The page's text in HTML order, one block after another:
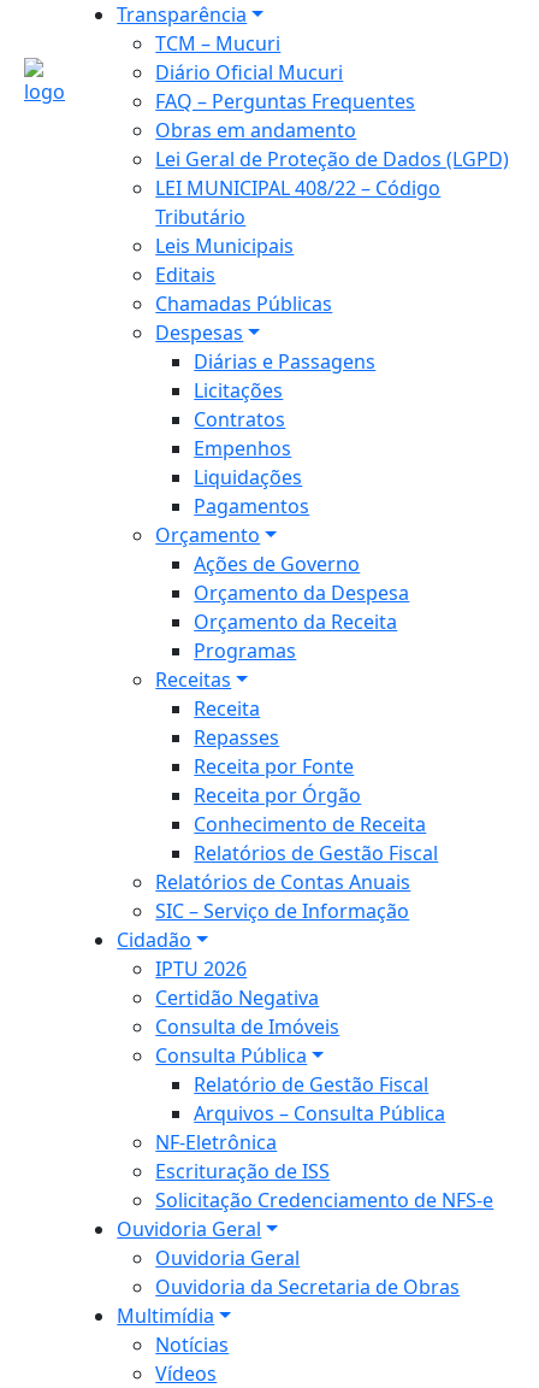
Transparência
TCM – Mucuri
Diário Oficial Mucuri
FAQ – Perguntas Frequentes
Obras em andamento
Lei Geral de Proteção de Dados (LGPD)
LEI MUNICIPAL 408/22 – Código
Tributário
Leis Municipais
Editais
Chamadas Públicas
Despesas
Diárias e Passagens
Licitações
Contratos
Empenhos
Liquidações
Pagamentos
Orçamento
Ações de Governo
Orçamento da Despesa
Orçamento da Receita
Programas
Receitas
Receita
Repasses
Receita por Fonte
Receita por Órgão
Conhecimento de Receita
Relatórios de Gestão Fiscal
Relatórios de Contas Anuais
SIC – Serviço de Informação
Cidadão
IPTU 2026
Certidão Negativa
Consulta de Imóveis
Consulta Pública
Relatório de Gestão Fiscal
Arquivos – Consulta Pública
NF-Eletrônica
Escrituração de ISS
Solicitação Credenciamento de NFS-e
Ouvidoria Geral
Ouvidoria Geral
Ouvidoria da Secretaria de Obras
Multimídia
Notícias
Vídeos